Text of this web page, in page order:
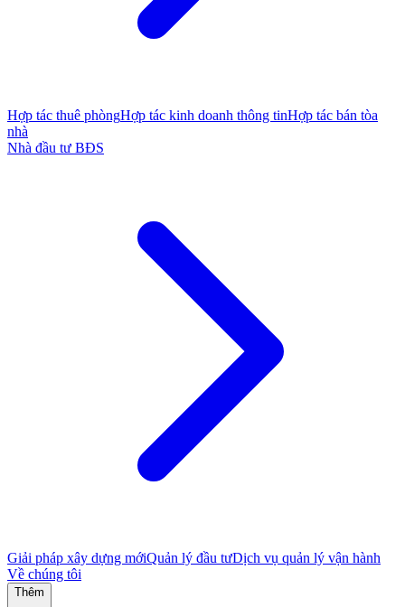
Hợp tác thuê phòngHợp tác kinh doanh thông tinHợp tác bán tòa
nhà
Nhà đầu tư BĐS
Giải pháp xây dựng mớiQuản lý đầu tưDịch vụ quản lý vận hành
Về chúng tôi
Thêm